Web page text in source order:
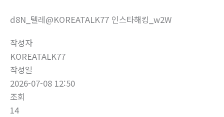
d8N_텔레@KOREATALK77 인스타해킹_w2W
작성자
KOREATALK77
작성일
2026-07-08 12:50
조회
14